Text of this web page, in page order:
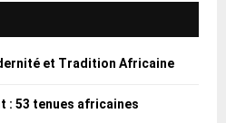
et Tradition Africaine
: 53 tenues africaines